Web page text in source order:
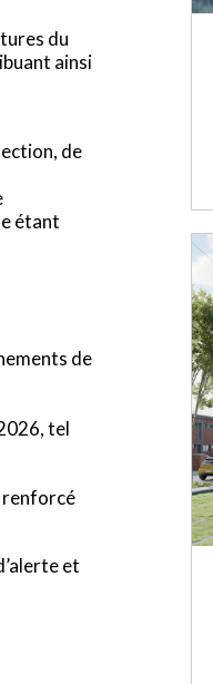
du
ainsi
de
étant
de
tel
renforcé
et